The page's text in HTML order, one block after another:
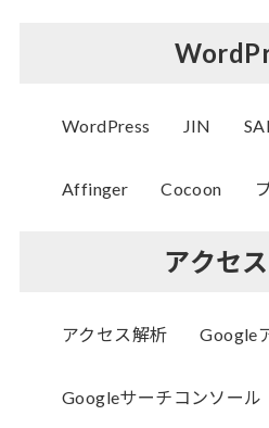
WordPress JIN
Affinger Cocoon
アクセ
アクセス解析 Google
Googleサーチコンソール